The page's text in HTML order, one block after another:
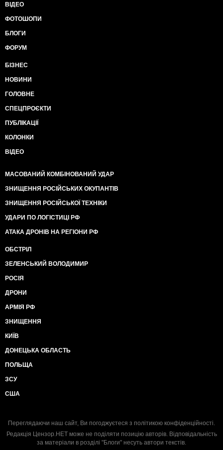
ВІДЕО
ФОТОШОПИ
БЛОГИ
ФОРУМ
БІЗНЕС
НОВИНИ
ГОЛОВНЕ
СПЕЦПРОЄКТИ
ПУБЛІКАЦІЇ
КОЛОНКИ
ВІДЕО
МАСОВАНИЙ КОМБІНОВАНИЙ УДАР
ЗНИЩЕННЯ РОСІЙСЬКИХ ОКУПАНТІВ
ЗНИЩЕННЯ РОСІЙСЬКОЇ ТЕХНІКИ
УДАРИ ПО ЛОГІСТИЦІ РФ
АТАКА ДРОНІВ НА РЕГІОНИ РФ
ОБСТРІЛ
ЗЕЛЕНСЬКИЙ ВОЛОДИМИР
РОСІЯ
ДРОНИ
АРМІЯ РФ
ЗНИЩЕННЯ
КИЇВ
ДОНЕЦЬКА ОБЛАСТЬ
ПОЛЬЩА
ЗСУ
США
Переглядаючи наш сайт, Ви погоджуєтеся з політикою конфіденційності.
Редакція Цензор.НЕТ може не поділяти позицію авторів. Відповідальність
за матеріали в розділі "Блоги" несуть автори текстів.